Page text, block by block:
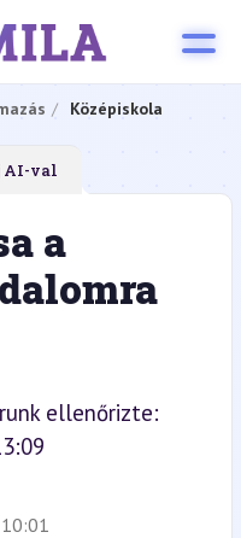
Középiskola
AI-val
a
ellenőrizte: